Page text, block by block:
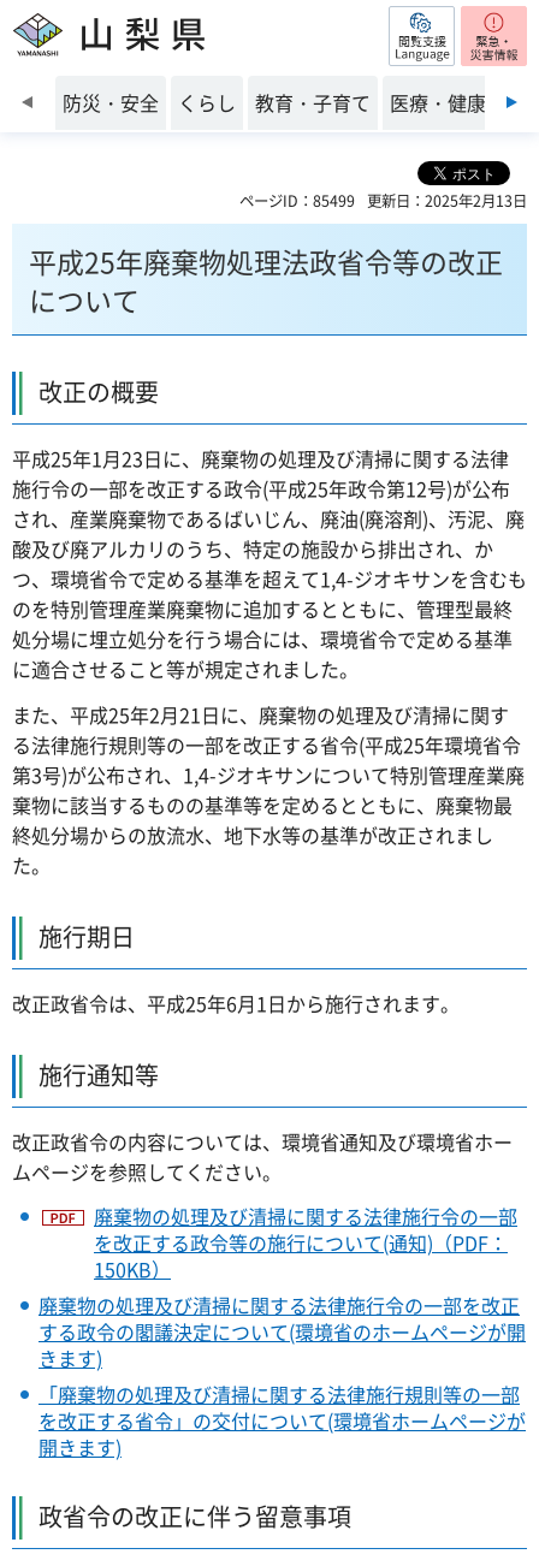
山梨県 閲覧支援
前のスライドを表示
防災・安全 くらし 教育・子育て 医療・健康・福
ページID：85499 更新日：2025年2月13日
平成25年廃棄物処理法政省令等の改正
について
改正の概要
平成25年1月23日に、廃棄物の処理及び清掃に関する法律
施行令の一部を改正する政令(平成25年政令第12号)が公布
され、産業廃棄物であるばいじん、廃油(廃溶剤)、汚泥、廃
酸及び廃アルカリのうち、特定の施設から排出され、か
つ、環境省令で定める基準を超えて1,4-ジオキサンを含むも
のを特別管理産業廃棄物に追加するとともに、管理型最終
処分場に埋立処分を行う場合には、環境省令で定める基準
に適合させること等が規定されました。
また、平成25年2月21日に、廃棄物の処理及び清掃に関す
る法律施行規則等の一部を改正する省令(平成25年環境省令
第3号)が公布され、1,4-ジオキサンについて特別管理産業廃
棄物に該当するものの基準等を定めるとともに、廃棄物最
終処分場からの放流水、地下水等の基準が改正されまし
た。
施行期日
改正政省令は、平成25年6月1日から施行されます。
施行通知等
改正政省令の内容については、環境省通知及び環境省ホー
ムページを参照してください。
廃棄物の処理及び清掃に関する法律施行令の一部
を改正する政令等の施行について(通知)（PDF：
150KB）
廃棄物の処理及び清掃に関する法律施行令の一部を改正
する政令の閣議決定について(環境省のホームページが開
きます)
「廃棄物の処理及び清掃に関する法律施行規則等の一部
を改正する省令」の交付について(環境省ホームページが
開きます)
政省令の改正に伴う留意事項